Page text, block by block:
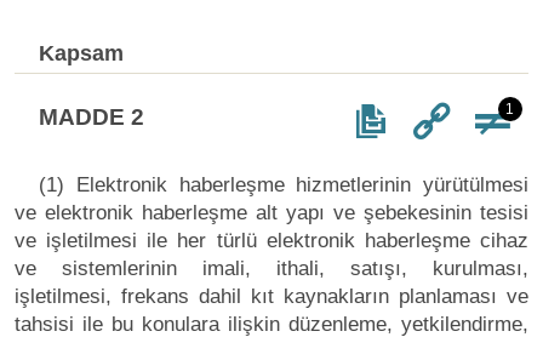
Kapsam
MADDE 2 1
(1) Elektronik haberleşme hizmetlerinin yürütülmesi
ve elektronik haberleşme alt yapı ve şebekesinin tesisi
ve işletilmesi ile her türlü elektronik haberleşme cihaz
ve sistemlerinin imali, ithali, satışı, kurulması,
işletilmesi, frekans dahil kıt kaynakların planlaması ve
tahsisi ile bu konulara ilişkin düzenleme, yetkilendirme,